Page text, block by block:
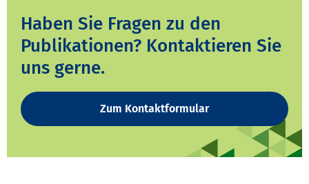
Haben Sie Fragen zu den
Publikationen? Kontaktieren Sie
uns gerne.
Zum Kontaktformular